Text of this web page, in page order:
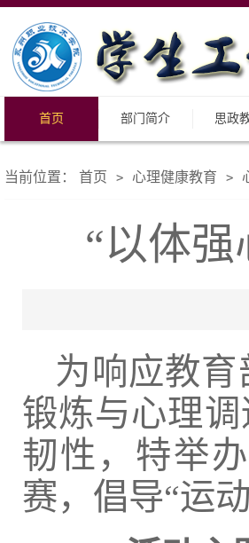
首页 部门简介 思政
当前位置： 首页 > 心理健康教育 >
“以体
为响应教
锻炼与心理
韧性，特举
赛，倡导“运